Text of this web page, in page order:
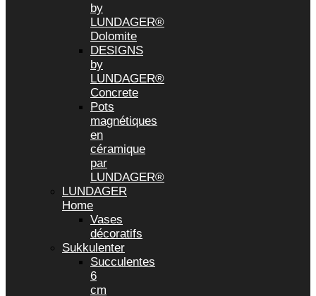
by
LUNDAGER®
Dolomite
DESIGNS
by
LUNDAGER®
Concrete
Pots
magnétiques
en
céramique
par
LUNDAGER®
LUNDAGER
Home
Vases
décoratifs
Sukkulenter
Succulentes
6
cm